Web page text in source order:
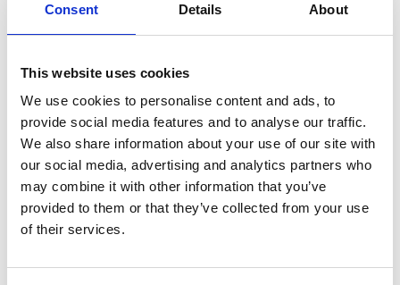
Consent Details About
This website uses cookies
We use cookies to personalise content and ads, to
provide social media features and to analyse our traffic.
We also share information about your use of our site with
our social media, advertising and analytics partners who
may combine it with other information that you’ve
provided to them or that they’ve collected from your use
of their services.Gerelateerde producten